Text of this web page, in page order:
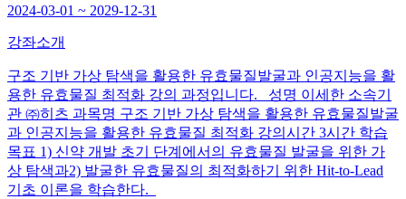
2024-03-01 ~ 2029-12-31
강좌소개
구조 기반 가상 탐색을 활용한 유효물질발굴과 인공지능을 활
용한 유효물질 최적화 강의 과정입니다. 성명 이세한 소속기
관 ㈜히츠 과목명 구조 기반 가상 탐색을 활용한 유효물질발굴
과 인공지능을 활용한 유효물질 최적화 강의시간 3시간 학습
목표 1) 신약 개발 초기 단계에서의 유효물질 발굴을 위한 가
상 탐색과2) 발굴한 유효물질의 최적화하기 위한 Hit-to-Lead
기초 이론을 학습한다.